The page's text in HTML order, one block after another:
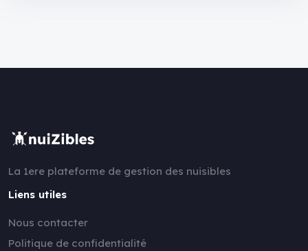
La 1ere plateforme de gestion des nuisibles
Liens utiles
Nous contacter
Politique de confidentialité